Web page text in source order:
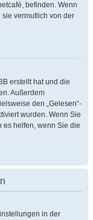
befinden. Wenn
vermutlich von der
erstellt hat und die
Außerdem
den „Gelesen“-
wurden. Wenn Sie
es helfen, wenn Sie die
in der